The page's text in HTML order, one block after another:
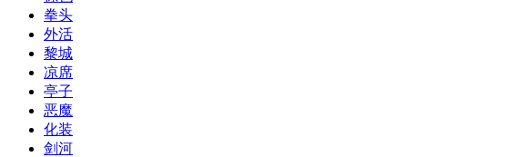
拳头
外活
黎城
凉席
亭子
恶魔
化装
剑河